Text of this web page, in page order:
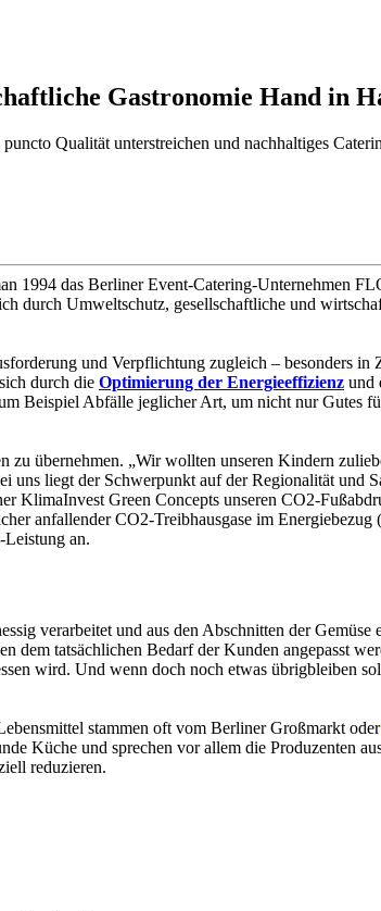
Gastronomie Hand in
Qualität unterstreichen und nachhaltiges
1994 das Berliner Event-Catering-Unternehmen
durch Umweltschutz, gesellschaftliche und
und Verpflichtung zugleich – besonders
durch die Optimierung der Energieeffizienz und
Beispiel Abfälle jeglicher Art, um nicht nur Gutes
übernehmen. „Wir wollten unseren Kindern
liegt der Schwerpunkt auf der Regionalität und
KlimaInvest Green Concepts unseren CO2-
anfallender CO2-Treibhausgase im
an.
verarbeitet und aus den Abschnitten der Gemüse
dem tatsächlichen Bedarf der Kunden angepasst
wird. Und wenn doch noch etwas übrigbleiben
stammen oft vom Berliner Großmarkt oder
Küche und sprechen vor allem die Produzenten
reduzieren.